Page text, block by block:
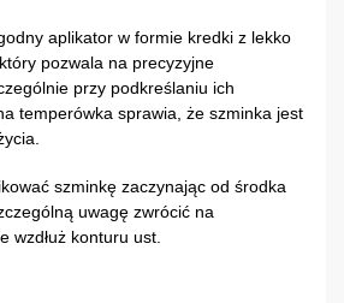
aplikator w formie kredki z lekko
pozwala na precyzyjne
przy podkreślaniu ich
temperówka sprawia, że szminka jest
szminkę zaczynając od środka
uwagę zwrócić na
wzdłuż konturu ust.